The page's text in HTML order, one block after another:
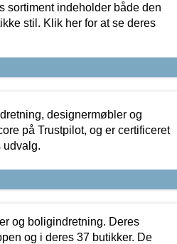
sortiment indeholder både den
stil. Klik her for at se deres
designermøbler og
på Trustpilot, og er certificeret
udvalg.
og boligindretning. Deres
og i deres 37 butikker. De